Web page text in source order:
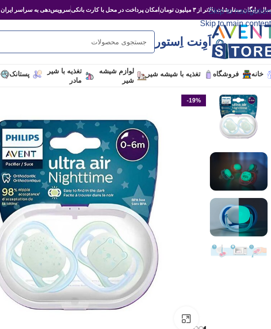
Skip to navigation
Skip to main content
رایگان سفارشات بالاتر از ۳ میلیون تومان امکان پرداخت در محل با کارت بانکیسرویس‌دهی به سراسر ایران
اَوِنت اِستور
خانه فروشگاه تغذیه با شیشه شیر
لوازم شیشه
شیر
تغذیه با شیر
مادر
پستانک
-19%